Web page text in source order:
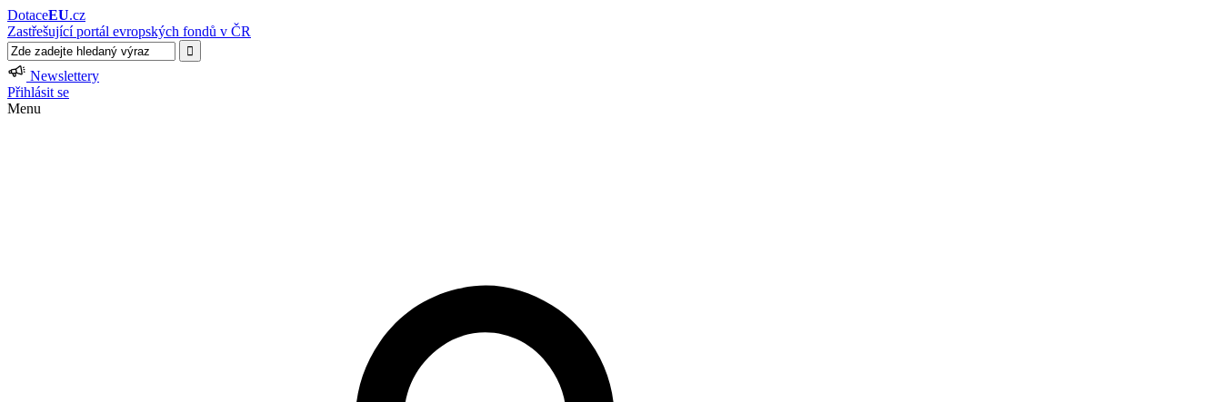
DotaceEU.cz
Zastřešující portál evropských fondů v ČR
Newslettery
Přihlásit se
Menu